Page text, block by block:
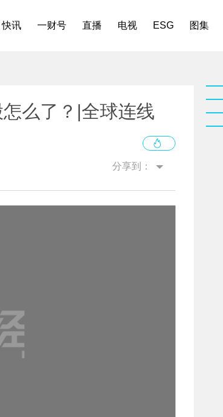
快讯 一财号 直播 电视 ESG 图集
么了？|全球连线
分享到：